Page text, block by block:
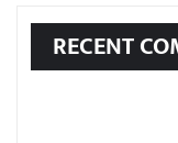
RECENT